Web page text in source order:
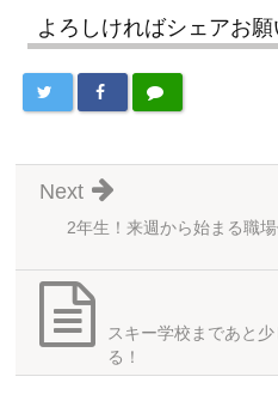
よろしければシェアお
2年生！来週から始まる職
Next
スキー学校まであと
る！